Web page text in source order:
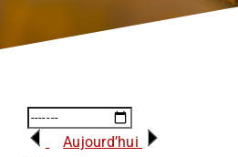
HOMMAGE À
Aujourd’hui